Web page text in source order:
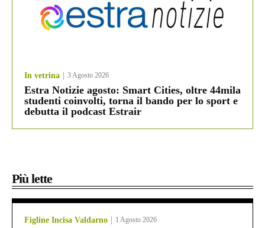
In vetrina 3 Agosto 2026
Estra Notizie agosto: Smart Cities, oltre 44mila
studenti coinvolti, torna il bando per lo sport e
debutta il podcast Estrair
Più lette
Figline Incisa Valdarno 1 Agosto 2026